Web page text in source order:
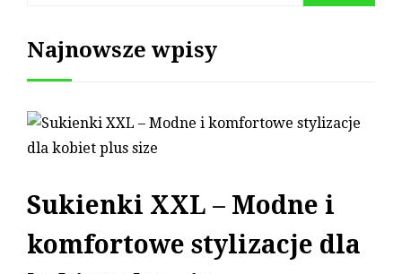
Najnowsze wpisy
Sukienki XXL – Modne i
komfortowe stylizacje dla